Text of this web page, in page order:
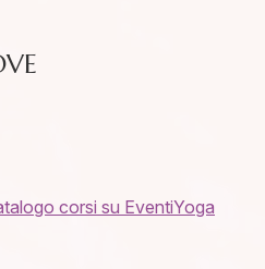
corsi su EventiYoga